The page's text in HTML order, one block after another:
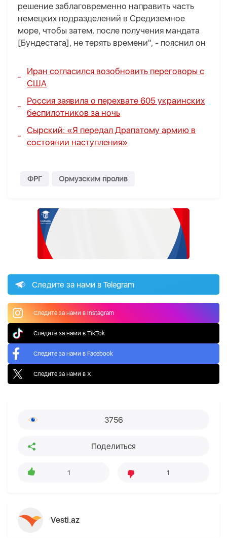
решение заблаговременно направить часть
немецких подразделений в Средиземное
море, чтобы затем, после получения мандата
[Бундестага], не терять времени", - пояснил он
Иран согласился возобновить переговоры с
США
Россия заявила о перехвате 605 украинских
беспилотников за ночь
Сырский: «Я передал Драпатому армию в
состоянии наступления»
ФРГ Ормузским пролив
Следите за нами в Telegram
Следите за нами в Instagram
Следите за нами в TikTok
Следите за нами в Facebook
Следите за нами в X
3756
Поделиться
1 1
Vesti.az